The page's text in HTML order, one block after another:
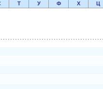
Т У Ф Х Ц